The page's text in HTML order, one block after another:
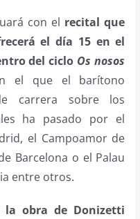
con el recital que
el día 15 en el
del ciclo Os nosos
el que el barítono
carrera sobre los
ha pasado por el
el Campoamor de
Barcelona o el Palau
entre otros.
la obra de Donizetti